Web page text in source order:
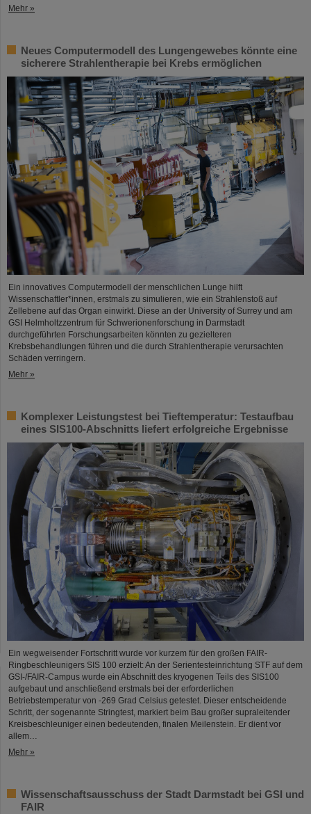
Mehr »
Neues Computermodell des Lungengewebes könnte eine
sicherere Strahlentherapie bei Krebs ermöglichen
Ein innovatives Computermodell der menschlichen Lunge hilft
Wissenschaftler*innen, erstmals zu simulieren, wie ein Strahlenstoß auf
Zellebene auf das Organ einwirkt. Diese an der University of Surrey und am
GSI Helmholtzzentrum für Schwerionenforschung in Darmstadt
durchgeführten Forschungsarbeiten könnten zu gezielteren
Krebsbehandlungen führen und die durch Strahlentherapie verursachten
Schäden verringern.
Mehr »
Komplexer Leistungstest bei Tieftemperatur: Testaufbau
eines SIS100-Abschnitts liefert erfolgreiche Ergebnisse
Ein wegweisender Fortschritt wurde vor kurzem für den großen FAIR-
Ringbeschleunigers SIS 100 erzielt: An der Serientesteinrichtung STF auf dem
GSI-/FAIR-Campus wurde ein Abschnitt des kryogenen Teils des SIS100
aufgebaut und anschließend erstmals bei der erforderlichen
Betriebstemperatur von -269 Grad Celsius getestet. Dieser entscheidende
Schritt, der sogenannte Stringtest, markiert beim Bau großer supraleitender
Kreisbeschleuniger einen bedeutenden, finalen Meilenstein. Er dient vor
allem…
Mehr »
Wissenschaftsausschuss der Stadt Darmstadt bei GSI und
FAIR